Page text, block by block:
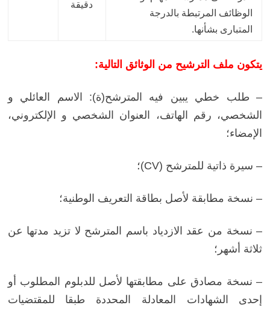
دقيقة
الوظائف المرتبطة بالدرجة
المتبارى بشأنها.
يتكون ملف الترشيح من الوثائق التالية:
– طلب خطي يبين فيه المترشح(ة): الاسم العائلي و
الشخصي، رقم الهاتف، العنوان الشخصي و الإلكتروني،
الإمضاء؛
– سيرة ذاتية للمترشح (CV)؛
– نسخة مطابقة لأصل بطاقة التعريف الوطنية؛
– نسخة من عقد الازدياد باسم المترشح لا تزيد مدتها عن
ثلاثة أشهر؛
– نسخة مصادق على مطابقتها لأصل للدبلوم المطلوب أو
إحدى الشهادات المعادلة المحددة طبقا للمقتضيات